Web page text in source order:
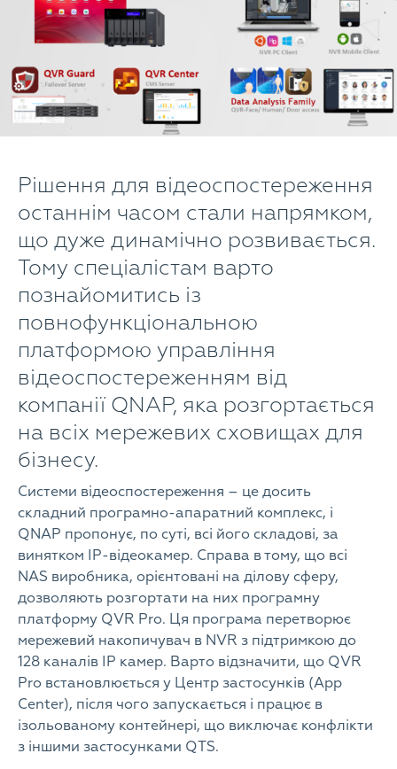
Рішення для відеоспостереження
останнім часом стали напрямком,
що дуже динамічно розвивається.
Тому спеціалістам варто
познайомитись із
повнофункціональною
платформою управління
відеоспостереженням від
компанії QNAP, яка розгортається
на всіх мережевих сховищах для
бізнесу.
Системи відеоспостереження – це досить
складний програмно-апаратний комплекс, і
QNAP пропонує, по суті, всі його складові, за
винятком IP-відеокамер. Справа в тому, що всі
NAS виробника, орієнтовані на ділову сферу,
дозволяють розгортати на них програмну
платформу QVR Pro. Ця програма перетворює
мережевий накопичувач в NVR з підтримкою до
128 каналів IP камер. Варто відзначити, що QVR
Pro встановлюється у Центр застосунків (App
Center), після чого запускається і працює в
ізольованому контейнері, що виключає конфлікти
з іншими застосунками QTS.